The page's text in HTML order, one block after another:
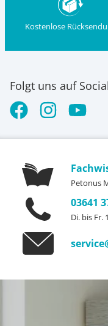
Kostenlose
Folgt uns auf
Petonus
03641
Di. bis Fr.